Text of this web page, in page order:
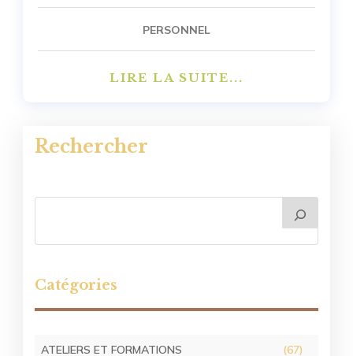
PERSONNEL
LIRE LA SUITE...
Rechercher
Catégories
ATELIERS ET FORMATIONS (67)